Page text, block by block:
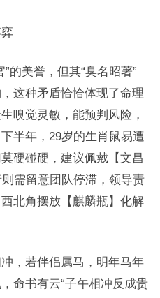
的美誉，但其“臭名昭著”
这种矛盾恰恰体现了命理
嗅觉灵敏，能预判风险，
半年，29岁的生肖鼠易遭
硬碰硬，建议佩戴【文昌
需留意团队停滞，领导责
北角摆放【麒麟瓶】化解
，若伴侣属马，明年马年
命书有云“子午相冲反成贵